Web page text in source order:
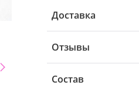
Доставка
Отзывы
Состав